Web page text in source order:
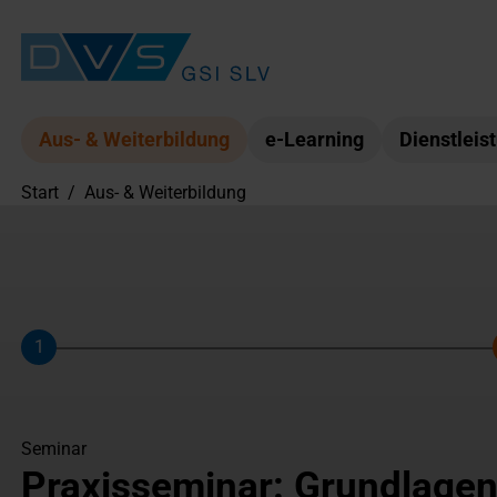
Aus- & Weiterbildung e-Learning
Start / Aus- & Weiterbildung
Schritt
1
Seminar
Praxisseminar: